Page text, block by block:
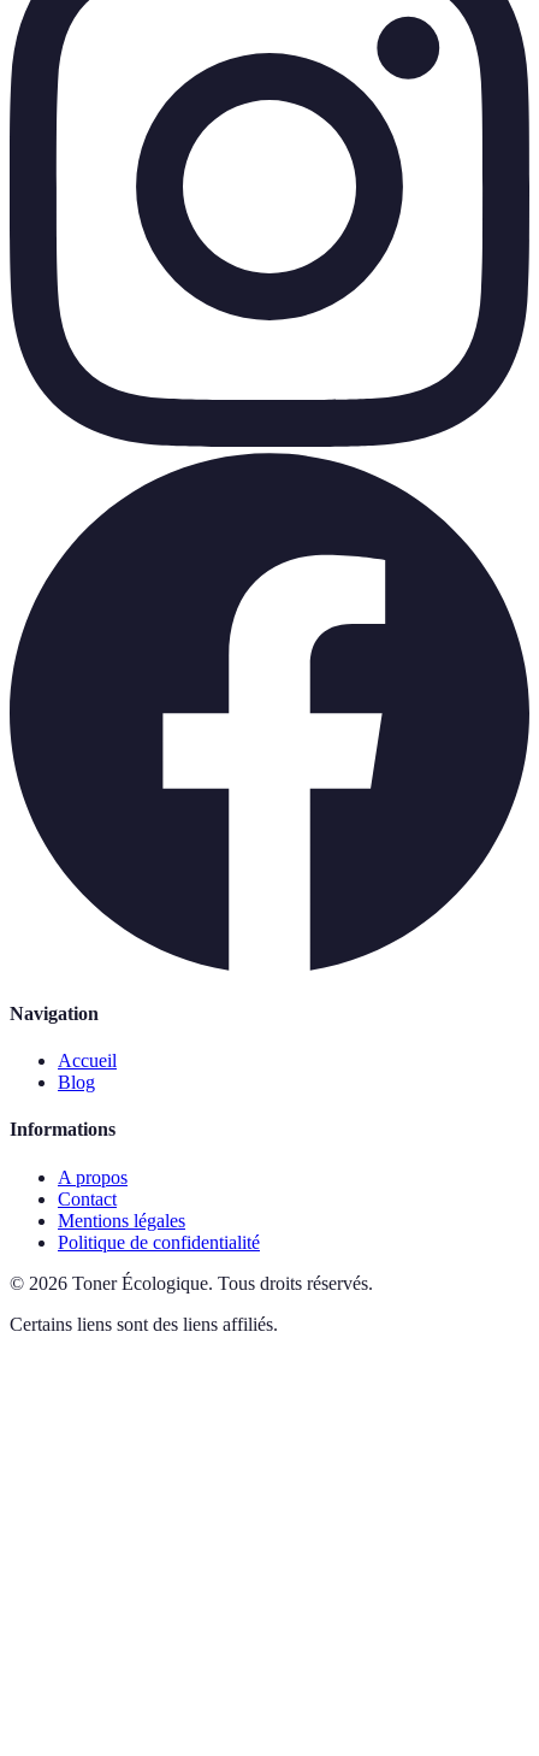
Navigation
Accueil
Blog
Informations
A propos
Contact
Mentions légales
Politique de confidentialité
© 2026 Toner Écologique. Tous droits réservés.
Certains liens sont des liens affiliés.